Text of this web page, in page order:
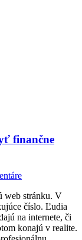
finančne
web stránku. V
číslo. Ľudia
na internete, či
konajú v realite.